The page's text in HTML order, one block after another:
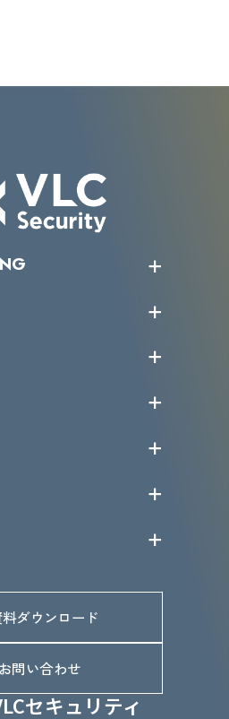
セキュリティ
ョン
覧
ビス一覧
リアリティ
ュー
ダウンロード
お問い合わせ